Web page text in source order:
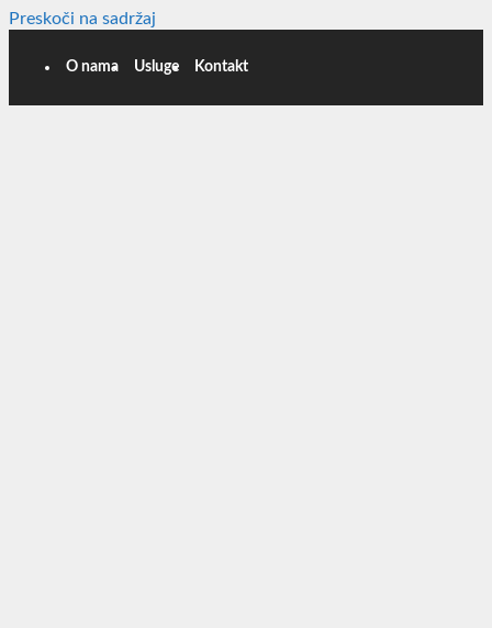
Preskoči na sadržaj
O nama Usluge Kontakt